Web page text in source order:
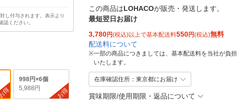
し付与されます。表示より
認ください。
得
998円×6個
5,988円
お得
この商品はLOHACOが販売・発送します。
最短翌日お届け
3,780円(税込)以上で基本配送料550円(税込)無料
配送料について
※一部の商品につきましては、基本配送料を当社が負担
いたします。
在庫確認住所：東京都にお届け
賞味期限/使用期限・返品について